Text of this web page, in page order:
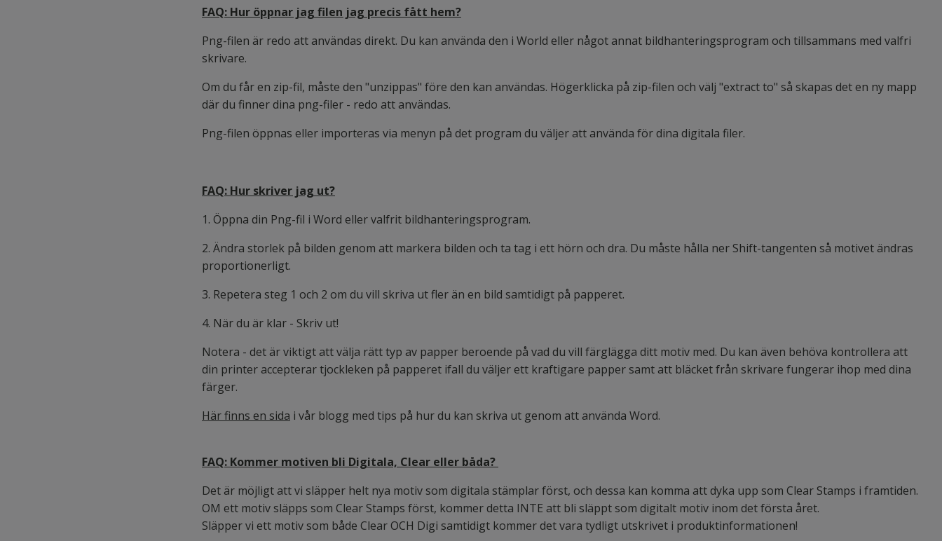
FAQ: Hur öppnar jag filen jag precis fått hem?
Png-filen är redo att användas direkt. Du kan använda den i World eller något annat bildhanteringsprogram och tillsammans med valfri
skrivare.
Om du får en zip-fil, måste den "unzippas" före den kan användas. Högerklicka på zip-filen och välj "extract to" så skapas det en ny mapp
där du finner dina png-filer - redo att användas.
Png-filen öppnas eller importeras via menyn på det program du väljer att använda för dina digitala filer.
FAQ: Hur skriver jag ut?
1. Öppna din Png-fil i Word eller valfrit bildhanteringsprogram.
2. Ändra storlek på bilden genom att markera bilden och ta tag i ett hörn och dra. Du måste hålla ner Shift-tangenten så motivet ändras
proportionerligt.
3. Repetera steg 1 och 2 om du vill skriva ut fler än en bild samtidigt på papperet.
4. När du är klar - Skriv ut!
Notera - det är viktigt att välja rätt typ av papper beroende på vad du vill färglägga ditt motiv med. Du kan även behöva kontrollera att
din printer accepterar tjockleken på papperet ifall du väljer ett kraftigare papper samt att bläcket från skrivare fungerar ihop med dina
färger.
Här finns en sida i vår blogg med tips på hur du kan skriva ut genom att använda Word.
FAQ: Kommer motiven bli Digitala, Clear eller båda?
Det är möjligt att vi släpper helt nya motiv som digitala stämplar först, och dessa kan komma att dyka upp som Clear Stamps i framtiden.
OM ett motiv släpps som Clear Stamps först, kommer detta INTE att bli släppt som digitalt motiv inom det första året.
Släpper vi ett motiv som både Clear OCH Digi samtidigt kommer det vara tydligt utskrivet i produktinformationen!